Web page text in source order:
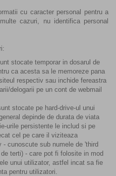
cu caracter personal pentru a
cazuri, nu identifica personal
stocate temporar in dosarul de
ca acesta sa le memoreze pana
respectiv sau inchide fereastra
delogarii pe un cont de webmail
stocate pe hard-drive-ul unui
depinde de durata de viata
urile persistente le includ si pe
cel pe care il viziteaza
cunoscute sub numele de 'third
terti) - care pot fi folosite in mod
unui utilizator, astfel incat sa fie
pentru utilizatori.